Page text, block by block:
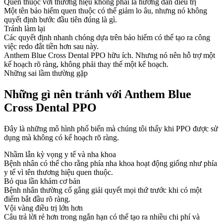
Quen thuộc với thương hiệu không phải là hướng dẫn điều trị
Một tên bảo hiểm quen thuộc có thể giảm lo âu, nhưng nó không
quyết định bước đầu tiên đúng là gì.
Tránh làm lại
Các quyết định nhanh chóng dựa trên bảo hiểm có thể tạo ra công
việc redo đắt tiền hơn sau này.
Anthem Blue Cross Dental PPO hữu ích. Nhưng nó nên hỗ trợ một
kế hoạch rõ ràng, không phải thay thế một kế hoạch.
Những sai lầm thường gặp
Những gì nên tránh với Anthem Blue
Cross Dental PPO
Đây là những mô hình phổ biến mà chúng tôi thấy khi PPO được sử
dụng mà không có kế hoạch rõ ràng.
Nhầm lẫn kỳ vọng y tế và nha khoa
Bệnh nhân có thể cho rằng phía nha khoa hoạt động giống như phía
y tế vì tên thương hiệu quen thuộc.
Bỏ qua lần khám cơ bản
Bệnh nhân thường cố gắng giải quyết mọi thứ trước khi có một
điểm bắt đầu rõ ràng.
Vội vàng điều trị lớn hơn
Câu trả lời rẻ hơn trong ngắn hạn có thể tạo ra nhiều chi phí và